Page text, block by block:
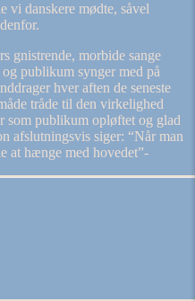
vi danskere mødte, såvel
gnistrende, morbide sange
publikum synger med på
hver aften de seneste
tråde til den virkelighed
som publikum opløftet og glad
afslutningsvis siger: “Når man
at hænge med hovedet”-